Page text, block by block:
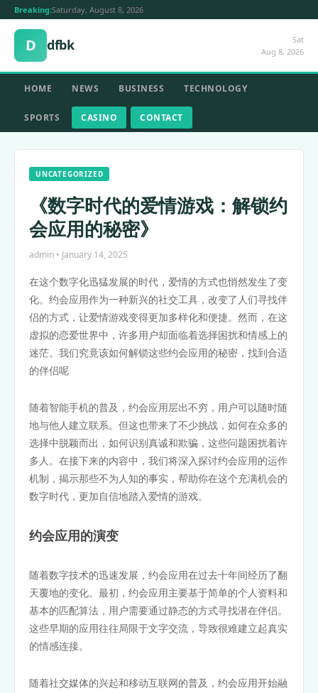
Breaking:Saturday, August 8, 2026
D dfbk
Sat
Aug 8, 2026
HOME NEWS BUSINESS TECHNOLOGY
SPORTS CASINO CONTACT
UNCATEGORIZED
《数字时代的爱情游戏：解锁约
会应用的秘密》
admin • January 14, 2025
在这个数字化迅猛发展的时代，爱情的方式也悄然发生了变
化。约会应用作为一种新兴的社交工具，改变了人们寻找伴
侣的方式，让爱情游戏变得更加多样化和便捷。然而，在这
虚拟的恋爱世界中，许多用户却面临着选择困扰和情感上的
迷茫。我们究竟该如何解锁这些约会应用的秘密，找到合适
的伴侣呢
随着智能手机的普及，约会应用层出不穷，用户可以随时随
地与他人建立联系。但这也带来了不少挑战，如何在众多的
选择中脱颖而出，如何识别真诚和欺骗，这些问题困扰着许
多人。在接下来的内容中，我们将深入探讨约会应用的运作
机制，揭示那些不为人知的事实，帮助你在这个充满机会的
数字时代，更加自信地踏入爱情的游戏。
约会应用的演变
随着数字技术的迅速发展，约会应用在过去十年间经历了翻
天覆地的变化。最初，约会应用主要基于简单的个人资料和
基本的匹配算法，用户需要通过静态的方式寻找潜在伴侣。
这些早期的应用往往局限于文字交流，导致很难建立起真实
的情感连接。
随着社交媒体的兴起和移动互联网的普及，约会应用开始融